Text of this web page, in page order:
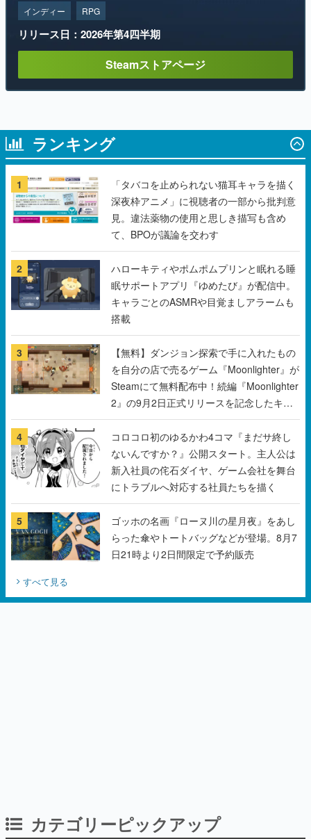
インディー RPG
リリース日：2026年第4四半期
Steamストアページ
ランキング
1
「タバコを止められない猫耳キャラを描く
深夜枠アニメ」に視聴者の一部から批判意
見。違法薬物の使用と思しき描写も含め
て、BPOが議論を交わす
2
ハローキティやポムポムプリンと眠れる睡
眠サポートアプリ『ゆめたび』が配信中。
キャラごとのASMRや目覚ましアラームも
搭載
3
【無料】ダンジョン探索で手に入れたもの
を自分の店で売るゲーム『Moonlighter』が
Steamにて無料配布中！続編『Moonlighter
2』の9月2日正式リリースを記念したキャ
ンペーン
4
コロコロ初のゆるかわ4コマ『まだサ終し
ないんですか？』公開スタート。主人公は
新入社員の侘石ダイヤ、ゲーム会社を舞台
にトラブルへ対応する社員たちを描く
5
ゴッホの名画『ローヌ川の星月夜』をあし
らった傘やトートバッグなどが登場。8月7
日21時より2日間限定で予約販売
すべて見る
カテゴリーピックアップ